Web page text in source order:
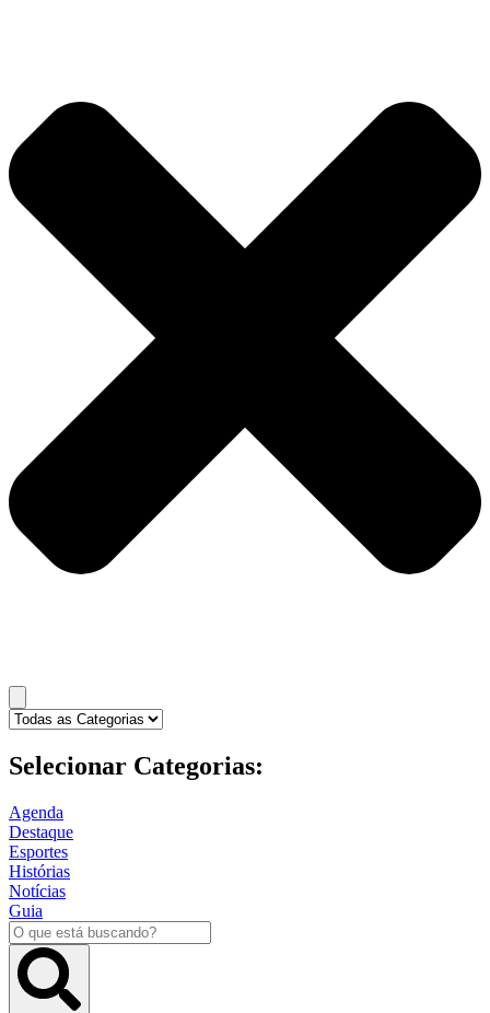
Selecionar Categorias:
Agenda
Destaque
Esportes
Histórias
Notícias
Guia
Pesquisar
...